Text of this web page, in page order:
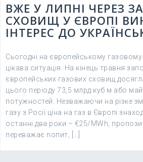
ВЖЕ У ЛИПНІ ЧЕРЕЗ
СХОВИЩ У ЄВРОПІ
ІНТЕРЕС ДО
Сьогодні на європейському
цікава ситуація. На кінець травня
європейських газових сховищ
цього періоду 73,5 млрд куб м або
потужностей. Незважаючи на різке
газу з Росії ціна на газ в Європі
останні два роки – €25/MWh,
переважає попит, […]